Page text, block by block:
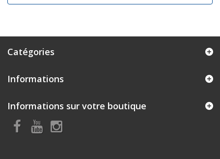
Catégories
Informations
Informations sur votre boutique